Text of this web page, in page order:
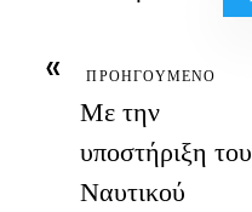
« ΠΡΟΗΓΟΥΜΕΝΟ
Με την
υποστήριξη του
Ναυτικού